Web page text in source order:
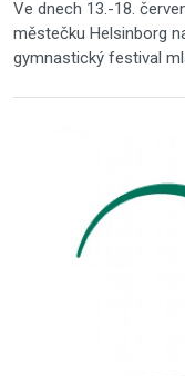
Ve dnech 13.-18.
městečku Helsinborg
gymnastický festival